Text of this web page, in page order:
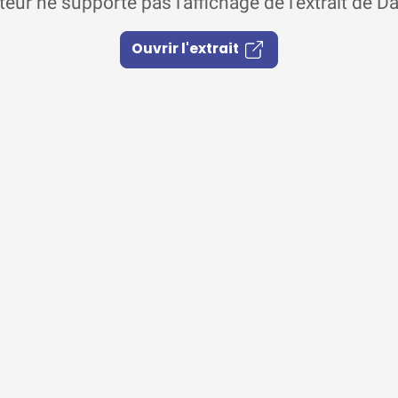
Ouvrir l'extrait